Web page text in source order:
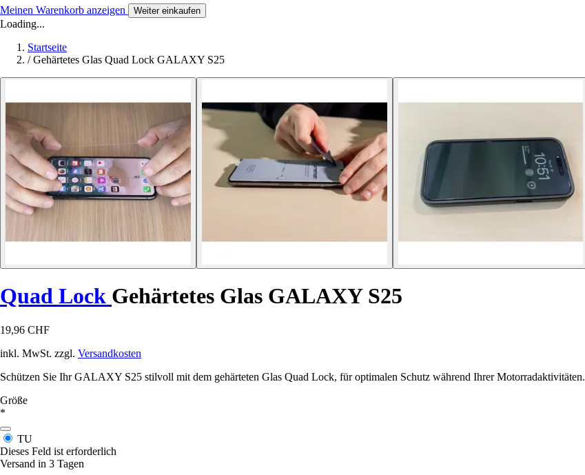
Meinen Warenkorb anzeigen Weiter einkaufen
Loading...
Startseite
/ Gehärtetes Glas Quad Lock GALAXY S25
Quad Lock Gehärtetes Glas GALAXY S25
19,96 CHF
inkl. MwSt. zzgl. Versandkosten
Schützen Sie Ihr GALAXY S25 stilvoll mit dem gehärteten Glas Quad Lock, für optimalen Schutz während Ihrer Motorradaktivitäten.
Größe
*
TU
Dieses Feld ist erforderlich
Versand in 3 Tagen